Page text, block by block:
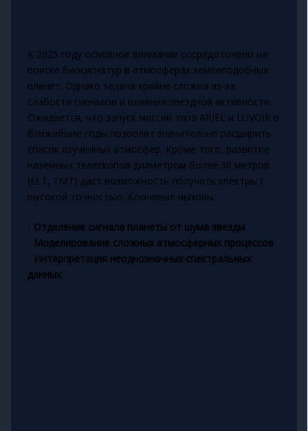
К 2025 году основное внимание сосредоточено на
поиске биосигнатур в атмосферах землеподобных
планет. Однако задача крайне сложна из-за
слабости сигналов и влияния звёздной активности.
Ожидается, что запуск миссий типа ARIEL и LUVOIR в
ближайшие годы позволит значительно расширить
список изученных атмосфер. Кроме того, развитие
наземных телескопов диаметром более 30 метров
(ELT, TMT) даст возможность получать спектры с
высокой точностью. Ключевые вызовы:
- Отделение сигнала планеты от шума звезды
- Моделирование сложных атмосферных процессов
- Интерпретация неоднозначных спектральных
данных